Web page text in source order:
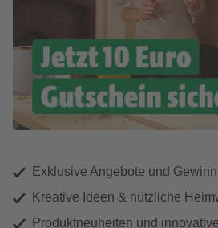
Exklusive Angebote und
Kreative Ideen & nützliche
Produktneuheiten und